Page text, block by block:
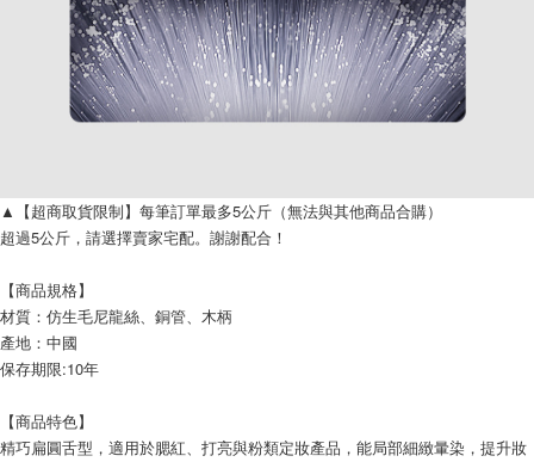
▲【超商取貨限制】每筆訂單最多5公斤（無法與其他商品合購）
超過5公斤，請選擇賣家宅配。謝謝配合！
【商品規格】
材質：仿生毛尼龍絲、銅管、木柄
產地：中國
保存期限:10年
【商品特色】
精巧扁圓舌型，適用於腮紅、打亮與粉類定妝產品，能局部細緻暈染，提升妝